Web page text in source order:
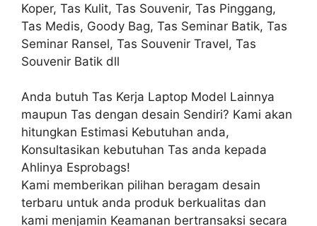
Koper, Tas Kulit, Tas Souvenir, Tas Pinggang,
Tas Medis, Goody Bag, Tas Seminar Batik, Tas
Seminar Ransel, Tas Souvenir Travel, Tas
Souvenir Batik dll
Anda butuh Tas Kerja Laptop Model Lainnya
maupun Tas dengan desain Sendiri? Kami akan
hitungkan Estimasi Kebutuhan anda,
Konsultasikan kebutuhan Tas anda kepada
Ahlinya Esprobags!
Kami memberikan pilihan beragam desain
terbaru untuk anda produk berkualitas dan
kami menjamin Keamanan bertransaksi secara